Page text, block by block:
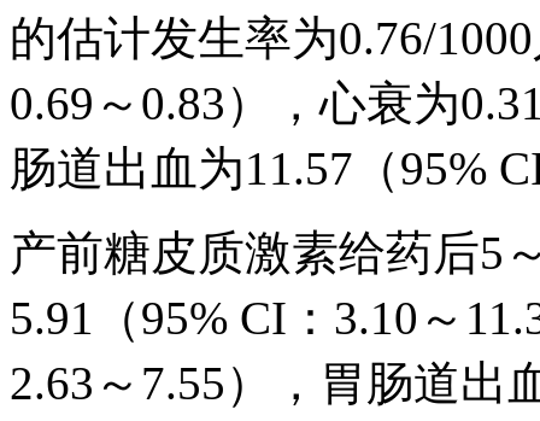
的估计发生率为0.76/
0.69～0.83），心衰为
肠道出血为11.57（95%
产前糖皮质激素给药后5
5.91（95% CI：3.10～
2.63～7.55），胃肠道出